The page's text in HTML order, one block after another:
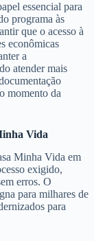
essencial para
programa às
que o acesso à
econômicas
a
atender mais
momento da
Vida
Minha Vida em
exigido,
erros. O
para milhares de
para